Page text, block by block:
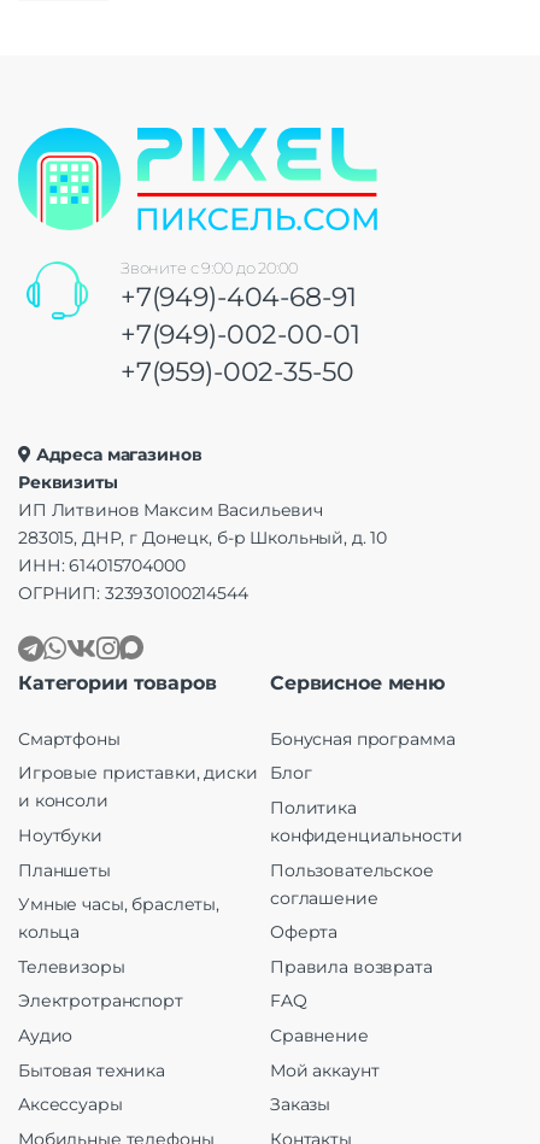
Звоните с 9:00 до 20:00
+7(949)-404-68-91
+7(949)-002-00-01
+7(959)-002-35-50
Адреса магазинов
Реквизиты
ИП Литвинов Максим Васильевич
283015, ДНР, г Донецк, б-р Школьный, д. 10
ИНН: 614015704000
ОГРНИП: 323930100214544
Категории товаров
Смартфоны
Игровые приставки, диски
и консоли
Ноутбуки
Планшеты
Умные часы, браслеты,
кольца
Телевизоры
Электротранспорт
Аудио
Бытовая техника
Аксессуары
Мобильные телефоны
Сервисное меню
Бонусная программа
Блог
Политика
конфиденциальности
Пользовательское
соглашение
Оферта
Правила возврата
FAQ
Сравнение
Мой аккаунт
Заказы
Контакты